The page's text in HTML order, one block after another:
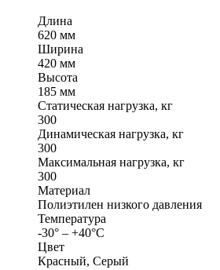
Длина
620 мм
Ширина
420 мм
Высота
185 мм
Статическая нагрузка, кг
300
Динамическая нагрузка, кг
300
Максимальная нагрузка, кг
300
Материал
Полиэтилен низкого давления
Температура
-30° – +40°С
Цвет
Красный, Серый